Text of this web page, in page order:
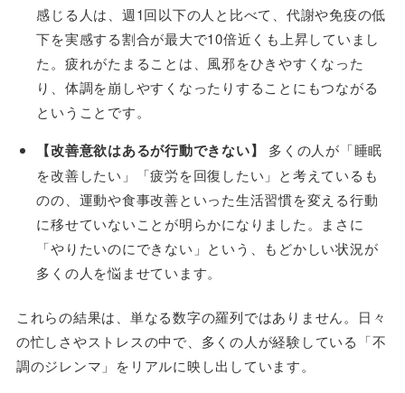
感じる人は、週1回以下の人と比べて、代謝や免疫の低
下を実感する割合が最大で10倍近くも上昇していまし
た。疲れがたまることは、風邪をひきやすくなった
り、体調を崩しやすくなったりすることにもつながる
ということです。
【改善意欲はあるが行動できない】
多くの人が「睡眠
を改善したい」「疲労を回復したい」と考えているも
のの、運動や食事改善といった生活習慣を変える行動
に移せていないことが明らかになりました。まさに
「やりたいのにできない」という、もどかしい状況が
多くの人を悩ませています。
これらの結果は、単なる数字の羅列ではありません。日々
の忙しさやストレスの中で、多くの人が経験している「不
調のジレンマ」をリアルに映し出しています。